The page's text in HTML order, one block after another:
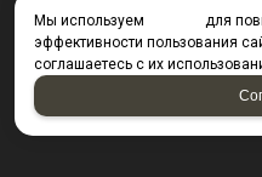
Мы используем
для
эффективности пользования
соглашаетесь с их